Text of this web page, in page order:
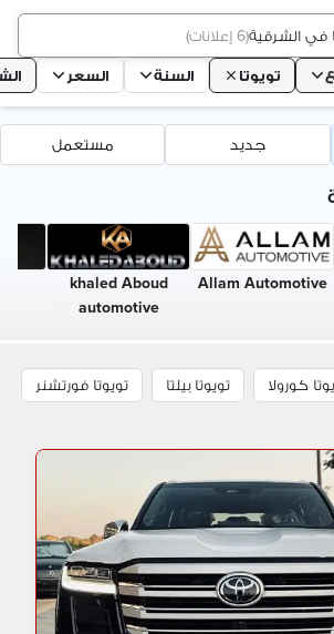
في الشرقية(6 إعلانات )
تويوتا السنة السعر
جديد مستعمل
Allam Automotive
khaled Aboud
automotive
كورولا تويوتا بيلتا تويوتا فورتشنر